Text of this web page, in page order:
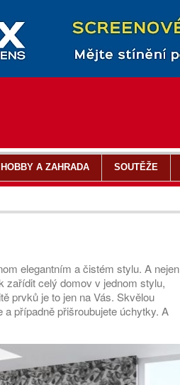
elegantním a čistém stylu. A nejen
zařídit celý domov v jednom stylu,
prvků je to jen na Vás. Skvělou
případně přišroubujete úchytky. A
HOBBY A ZAHRADA SOUTĚŽE